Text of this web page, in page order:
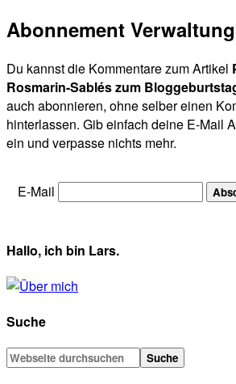
Abonnement Verwaltung
Du kannst die Kommentare zum Artikel
Rosmarin-Sablés zum
auch abonnieren, ohne selber einen
hinterlassen. Gib einfach deine E-Mail
ein und verpasse nichts mehr.
E-Mail
Hallo, ich bin Lars.
Suche